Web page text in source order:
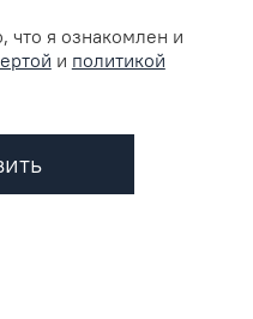
я ознакомлен и
и политикой